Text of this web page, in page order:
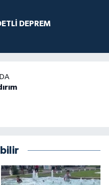
DEPREM